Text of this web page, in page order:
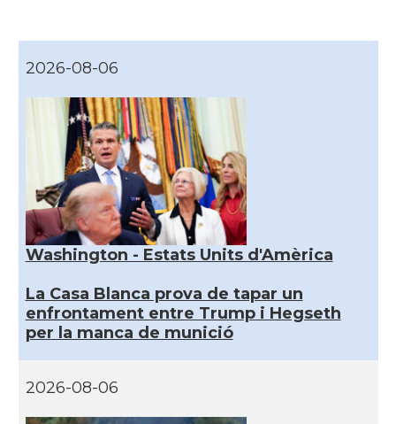
2026-08-06
Washington - Estats Units d'Amèrica
La Casa Blanca prova de tapar un
enfrontament entre Trump i Hegseth
per la manca de munició
2026-08-06